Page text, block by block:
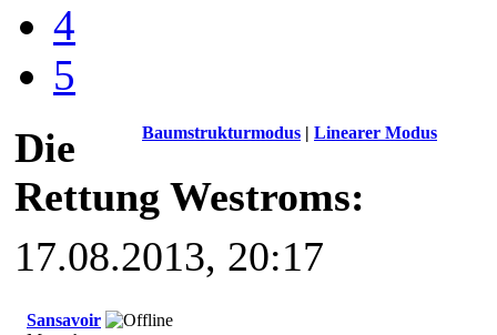
4
5
Baumstrukturmodus | Linearer Modus
Die
Rettung Westroms:
17.08.2013, 20:17
Sansavoir